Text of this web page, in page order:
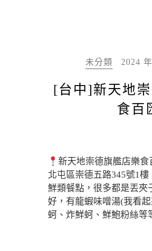
未分類 2024
[台中]新天地
食百
新天地崇德旗艦店樂
北屯區崇德五路345號1
鮮類餐點，很多都是丟夾
好，有龍蝦味噌湯(我看
蚵、炸鮮蚵、鮮鮑粉絲